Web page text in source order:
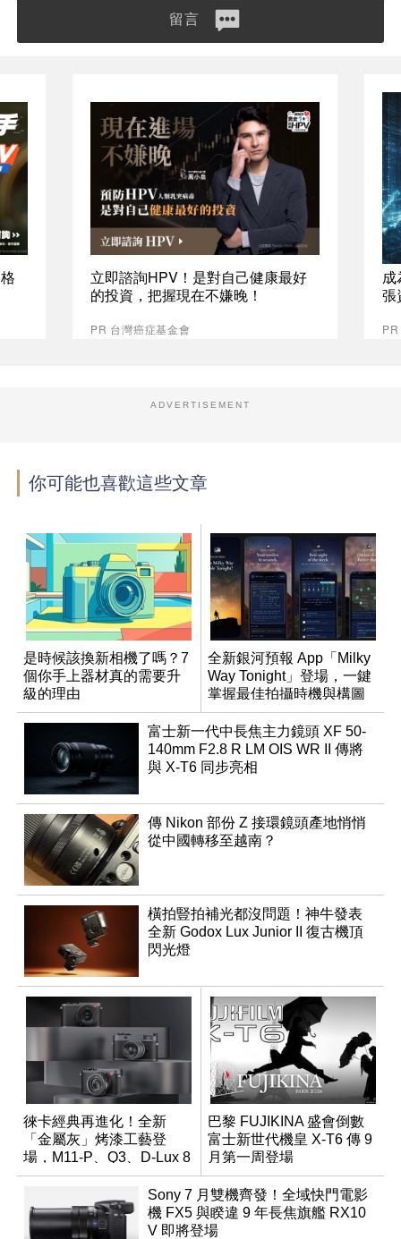
留言
立即諮詢HPV！是對自己健康最好
的投資，把握現在不嫌晚！
PR 台灣癌症基金會
成
張
ADVERTISEMENT
你可能也喜歡這些文章
是時候該換新相機了嗎？7
個你手上器材真的需要升
級的理由
全新銀河預報 App「Milky
Way Tonight」登場，一鍵
掌握最佳拍攝時機與構圖
富士新一代中長焦主力鏡頭 XF 50-
140mm F2.8 R LM OIS WR II 傳將
與 X-T6 同步亮相
傳 Nikon 部份 Z 接環鏡頭產地悄悄
從中國轉移至越南？
橫拍豎拍補光都沒問題！神牛發表
全新 Godox Lux Junior II 復古機頂
閃光燈
徠卡經典再進化！全新
「金屬灰」烤漆工藝登
場，M11-P、Q3、D-Lux 8
領銜換裝
巴黎 FUJIKINA 盛會倒數
富士新世代機皇 X-T6 傳 9
月第一周登場
Sony 7 月雙機齊發！全域快門電影
機 FX5 與睽違 9 年長焦旗艦 RX10
V 即將登場